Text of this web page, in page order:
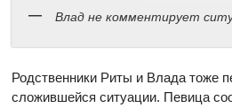
Влад не комментирует
Родственники Риты и Влада тоже
сложившейся ситуации. Певица